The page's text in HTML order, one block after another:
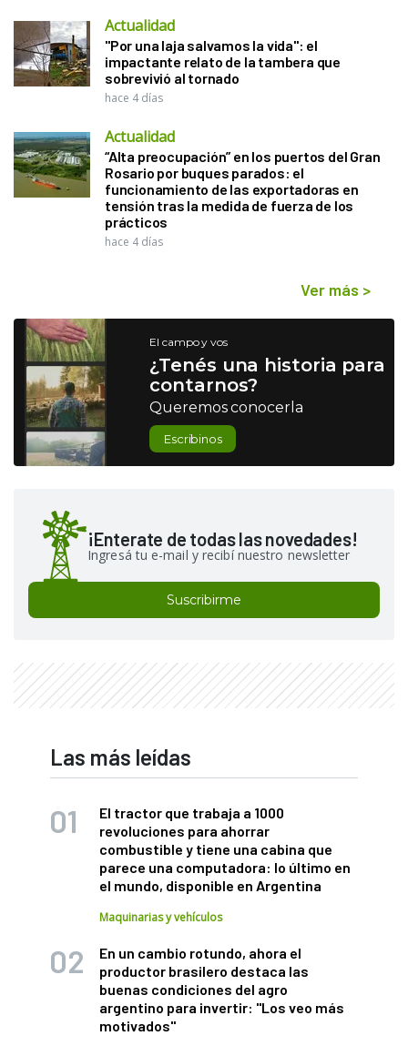
Actualidad
"Por una laja salvamos la vida": el
impactante relato de la tambera que
sobrevivió al tornado
hace 4 días
Actualidad
“Alta preocupación” en los puertos del Gran
Rosario por buques parados: el
funcionamiento de las exportadoras en
tensión tras la medida de fuerza de los
prácticos
hace 4 días
Ver más >
El campo y vos
¿Tenés una historia para
contarnos?
Queremos conocerla
Escribinos
¡Enterate de todas las novedades!
Ingresá tu e-mail y recibí nuestro newsletter
Suscribirme
Las más leídas
El tractor que trabaja a 1000
revoluciones para ahorrar
combustible y tiene una cabina que
parece una computadora: lo último en
el mundo, disponible en Argentina
Maquinarias y vehículos
En un cambio rotundo, ahora el
productor brasilero destaca las
buenas condiciones del agro
argentino para invertir: "Los veo más
motivados"